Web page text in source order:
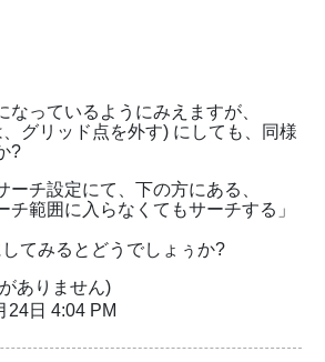
なっているようにみえますが、
グリッド点を外す) にしても、同様
?
ーチ設定にて、下の方にある、
チ範囲に入らなくてもサーチする」
てみるとどうでしょぅか?
ありません)
24日 4:04 PM